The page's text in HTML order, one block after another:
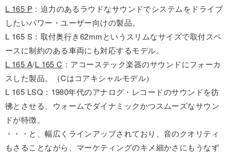
L 165 P ：迫力のあるラウドなサウンドでシステムをドライブ
したいパワー・ユーザー向けの製品。
L 165 S：取付奥行き62mmというスリムなサイズで取付スペ
ースに制約のある車両にも対応するモデル。
L 165 A/L 165 C ：アコーステック楽器のサウンドにフォーカ
スした製品。（Cはコアキシャルモデル）
L 165 LSQ：1980年代のアナログ・レコードのサウンドを彷
彿とさせる、ウォームでダイナミックかつスムーズなサウン
ドが特徴。
・・・と、幅広くラインアップされており、音のクオリティ
もさることながら、マーケティングのキメ細かさにもうなず